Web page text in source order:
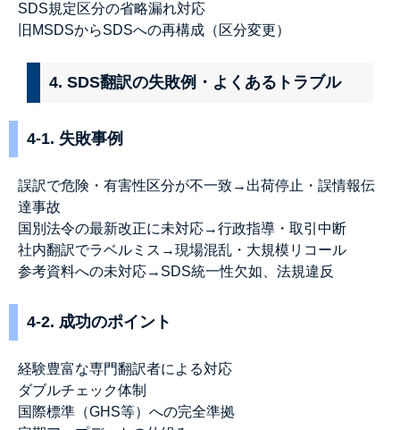
SDS規定区分の省略漏れ対応
旧MSDSからSDSへの再構成（区分変更）
4. SDS翻訳の失敗例・よくあるトラブル
4-1. 失敗事例
誤訳で危険・有害性区分が不一致→出荷停止・誤情報伝
達事故
国別法令の最新改正に未対応→行政指導・取引中断
社内翻訳でラベルミス→現場混乱・大規模リコール
参考資料への未対応→SDS統一性欠如、法規違反
4-2. 成功のポイント
経験豊富な専門翻訳者による対応
ダブルチェック体制
国際標準（GHS等）への完全準拠